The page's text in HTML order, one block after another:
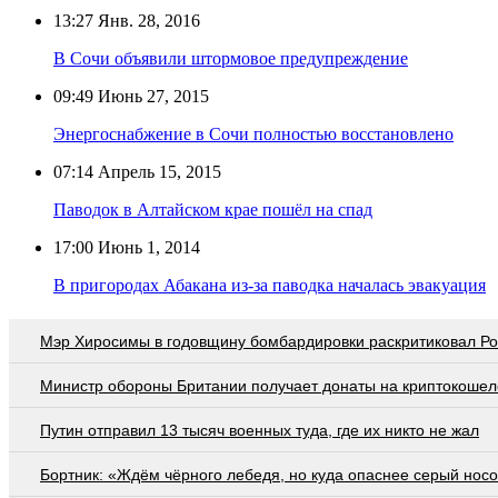
13:27 Янв. 28, 2016
В Сочи объявили штормовое предупреждение
09:49 Июнь 27, 2015
Энергоснабжение в Сочи полностью восстановлено
07:14 Апрель 15, 2015
Паводок в Алтайском крае пошёл на спад
17:00 Июнь 1, 2014
В пригородах Абакана из-за паводка началась эвакуация
Мэр Хиросимы в годовщину бомбардировки раскритиковал
Министр обороны Британии получает донаты на
Путин отправил 13 тысяч военных туда, где их никто не жал
Бортник: «Ждём чёрного лебедя, но куда опаснее серый